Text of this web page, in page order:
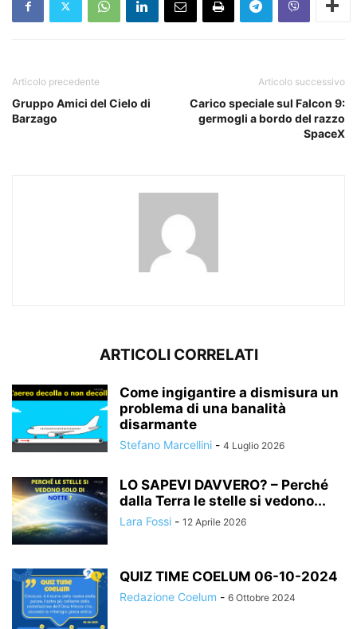
Articolo precedente
Gruppo Amici del Cielo di
Barzago
Articolo successivo
Carico speciale sul Falcon 9:
germogli a bordo del razzo
SpaceX
ARTICOLI CORRELATI
Come ingigantire a dismisura un
problema di una banalità
disarmante
Stefano Marcellini - 4 Luglio 2026
LO SAPEVI DAVVERO? – Perché
dalla Terra le stelle si vedono...
Lara Fossi - 12 Aprile 2026
QUIZ TIME COELUM 06-10-2024
Redazione Coelum - 6 Ottobre 2024